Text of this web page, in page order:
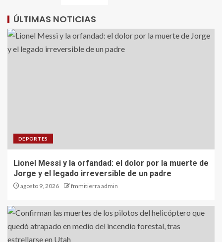
ÚLTIMAS NOTICIAS
DEPORTES
Lionel Messi y la orfandad: el dolor por la muerte de
Jorge y el legado irreversible de un padre
agosto 9, 2026 fmmitierra admin